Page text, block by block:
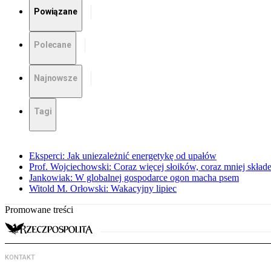
Powiązane
Polecane
Najnowsze
Tagi
Eksperci: Jak uniezależnić energetykę od upałów
Prof. Wojciechowski: Coraz więcej słoików, coraz mniej
Jankowiak: W globalnej gospodarce ogon macha psem
Witold M. Orłowski: Wakacyjny lipiec
Promowane treści
KONTAKT